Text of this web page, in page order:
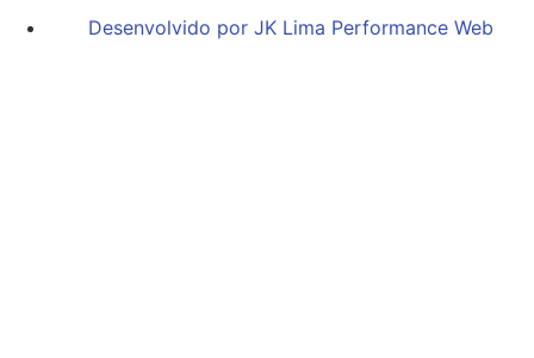
Desenvolvido por JK Lima Performance Web